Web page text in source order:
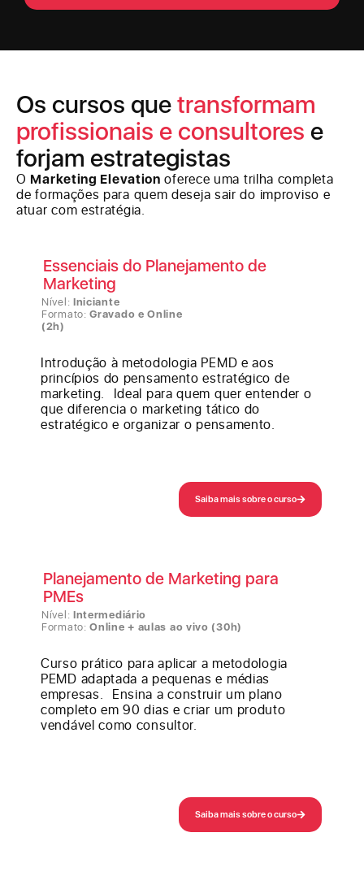
Os cursos quetransformam
profissionais e consultores e
forjam estrategistas
O Marketing Elevation oferece uma trilha completa
de formações para quem deseja sair do improviso e
atuar com estratégia.
Essenciais do Planejamento de
Marketing
Nível: Iniciante
Formato:Gravado e Online
(2h)
Introdução à metodologia PEMD e aos
princípios do pensamento estratégico de
marketing. Ideal para quem quer entender o
que diferencia o marketing tático do
estratégico e organizar o pensamento.
Saiba mais sobre o curso
Planejamento de Marketing para
PMEs
Nível: Intermediário
Formato:Online + aulas ao vivo (30h)
Curso prático para aplicar a metodologia
PEMD adaptada a pequenas e médias
empresas. Ensina a construir um plano
completo em 90 dias e criar um produto
vendável como consultor.
Saiba mais sobre o curso